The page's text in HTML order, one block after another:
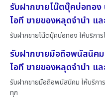
รับฝากขายโน๊ตบุ๊คบ่อทอ
ไอที ขายของหลุดจำนำ แ
รับฝากขายโน๊ตบุ๊คบ่อทอง ให้บริกา
รับฝากขายมือถือพนัสนิค
ไอที ขายของหลุดจำนำ แ
รับฝากขายมือถือพนัสนิคม ให้บริกา
ทุก